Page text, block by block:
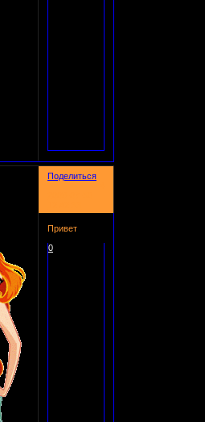
Поделиться
Привет
0